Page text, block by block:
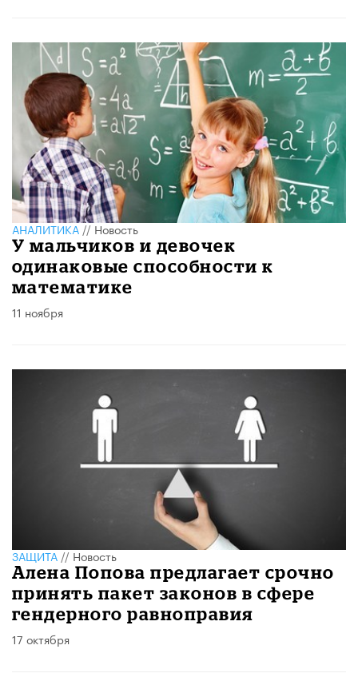
АНАЛИТИКА//Новость
У мальчиков и девочек
одинаковые способности к
математике
11 ноября
ЗАЩИТА//Новость
Алена Попова предлагает срочно
принять пакет законов в сфере
гендерного равноправия
17 октября